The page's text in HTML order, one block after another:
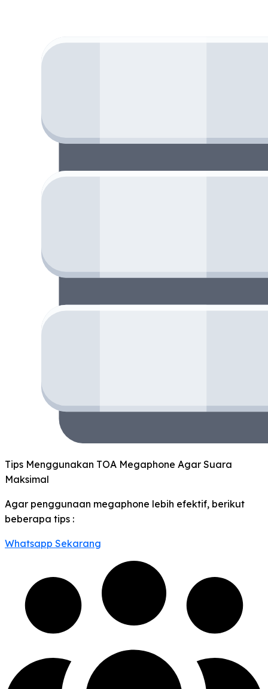
Tips Menggunakan TOA Megaphone Agar Suara
Maksimal
Agar penggunaan megaphone lebih efektif, berikut
beberapa tips :
Whatsapp Sekarang